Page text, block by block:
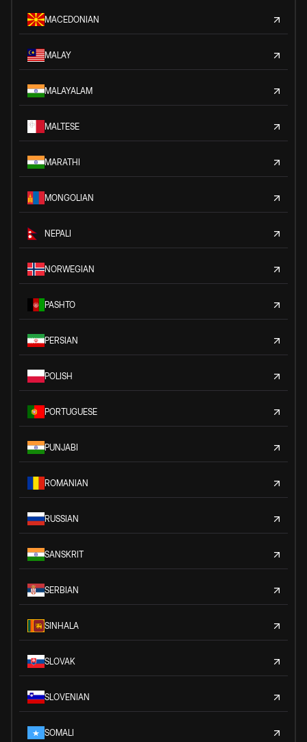
MACEDONIAN
MALAY
MALAYALAM
MALTESE
MARATHI
MONGOLIAN
NEPALI
NORWEGIAN
PASHTO
PERSIAN
POLISH
PORTUGUESE
PUNJABI
ROMANIAN
RUSSIAN
SANSKRIT
SERBIAN
SINHALA
SLOVAK
SLOVENIAN
SOMALI